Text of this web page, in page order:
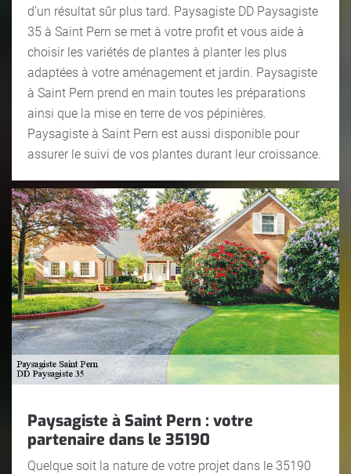
d’un résultat sûr plus tard. Paysagiste DD Paysagiste
35 à Saint Pern se met à votre profit et vous aide à
choisir les variétés de plantes à planter les plus
adaptées à votre aménagement et jardin. Paysagiste
à Saint Pern prend en main toutes les préparations
ainsi que la mise en terre de vos pépinières.
Paysagiste à Saint Pern est aussi disponible pour
assurer le suivi de vos plantes durant leur croissance.
Paysagiste à Saint Pern : votre
partenaire dans le 35190
Quelque soit la nature de votre projet dans le 35190